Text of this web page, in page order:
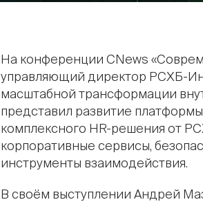
На конференции CNews
управляющий директор РСХБ-
масштабной трансформации
представил развитие
комплексного HR-решения от
корпоративные сервисы,
инструменты взаимодействия.
В своём выступлении Андрей